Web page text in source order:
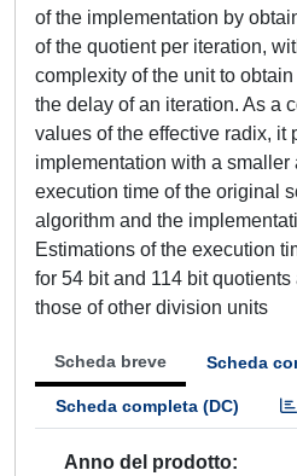
of the implementation by
of the quotient per iteration,
complexity of the unit to
the delay of an iteration. As a
values of the effective radix, it
implementation with a smaller
execution time of the original
algorithm and the
Estimations of the execution
for 54 bit and 114 bit
those of other division units
Scheda breve Scheda
Scheda completa (DC)
Anno del prodotto